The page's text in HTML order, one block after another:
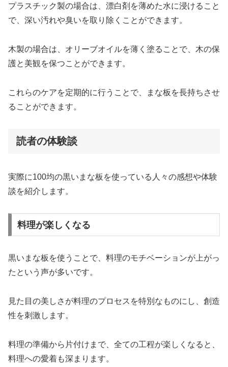
プラスチック製の場合は、漂白剤を薄めた水に浸けること
で、深い汚れや臭いを取り除くことができます。
木製の場合は、オリーブオイルを薄く塗ることで、木の保
護と美観を保つことができます。
これらのケアを定期的に行うことで、まな板を長持ちさせ
ることができます。
読者の体験談
実際に100均の黒いまな板を使っている人々の感想や体験
談を紹介します。
料理が楽しくなる
黒いまな板を使うことで、料理のモチベーションが上がっ
たという声が多いです。
見た目の美しさが料理のプロセスを特別なものにし、創造
性を刺激します。
料理の準備から片付けまで、全ての工程が楽しくなると、
料理への愛着も深まります。